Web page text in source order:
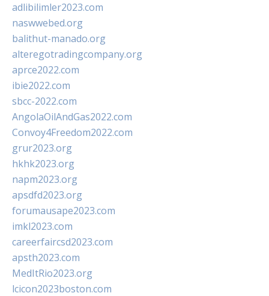
adlibilimler2023.com
naswwebed.org
balithut-manado.org
alteregotradingcompany.org
aprce2022.com
ibie2022.com
sbcc-2022.com
AngolaOilAndGas2022.com
Convoy4Freedom2022.com
grur2023.org
hkhk2023.org
napm2023.org
apsdfd2023.org
forumausape2023.com
imkl2023.com
careerfaircsd2023.com
apsth2023.com
MedItRio2023.org
lcicon2023boston.com